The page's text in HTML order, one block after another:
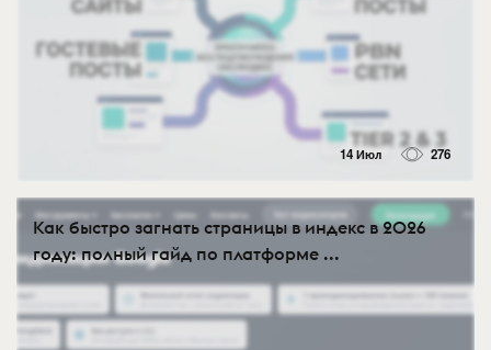
14 Июл 276
Как быстро загнать страницы в индекс в 2026
году: полный гайд по платформе ...